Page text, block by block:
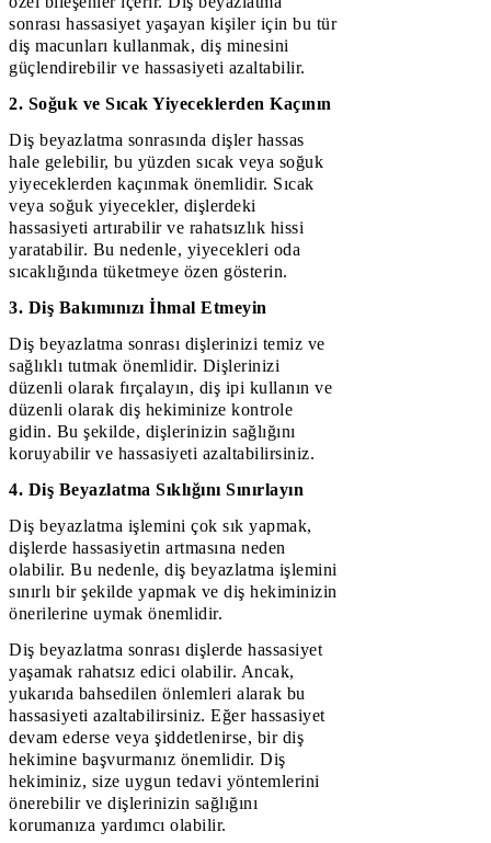
sonrası hassasiyet yaşayan kişiler için bu tür
diş macunları kullanmak, diş minesini
güçlendirebilir ve hassasiyeti azaltabilir.
2. Soğuk ve Sıcak Yiyeceklerden Kaçının
Diş beyazlatma sonrasında dişler hassas
hale gelebilir, bu yüzden sıcak veya soğuk
yiyeceklerden kaçınmak önemlidir. Sıcak
veya soğuk yiyecekler, dişlerdeki
hassasiyeti artırabilir ve rahatsızlık hissi
yaratabilir. Bu nedenle, yiyecekleri oda
sıcaklığında tüketmeye özen gösterin.
3. Diş Bakımınızı İhmal Etmeyin
Diş beyazlatma sonrası dişlerinizi temiz ve
sağlıklı tutmak önemlidir. Dişlerinizi
düzenli olarak fırçalayın, diş ipi kullanın ve
düzenli olarak diş hekiminize kontrole
gidin. Bu şekilde, dişlerinizin sağlığını
koruyabilir ve hassasiyeti azaltabilirsiniz.
4. Diş Beyazlatma Sıklığını Sınırlayın
Diş beyazlatma işlemini çok sık yapmak,
dişlerde hassasiyetin artmasına neden
olabilir. Bu nedenle, diş beyazlatma işlemini
sınırlı bir şekilde yapmak ve diş hekiminizin
önerilerine uymak önemlidir.
Diş beyazlatma sonrası dişlerde hassasiyet
yaşamak rahatsız edici olabilir. Ancak,
yukarıda bahsedilen önlemleri alarak bu
hassasiyeti azaltabilirsiniz. Eğer hassasiyet
devam ederse veya şiddetlenirse, bir diş
hekimine başvurmanız önemlidir. Diş
hekiminiz, size uygun tedavi yöntemlerini
önerebilir ve dişlerinizin sağlığını
korumanıza yardımcı olabilir.